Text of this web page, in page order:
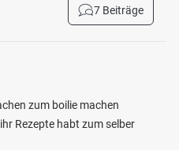
7 Beiträge
zum boilie machen
Rezepte habt zum selber